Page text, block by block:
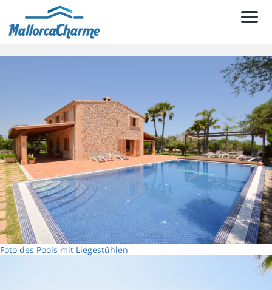
Menu
Foto des Pools mit Liegestühlen